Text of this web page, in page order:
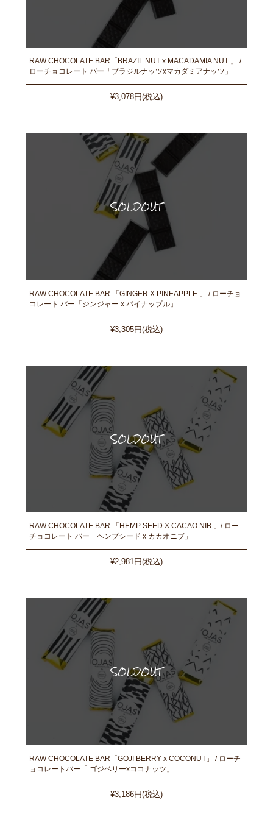
RAW CHOCOLATE BAR「BRAZIL NUT x MACADAMIA NUT 」 /
ローチョコレート バー「ブラジルナッツxマカダミアナッツ」
¥3,078円(税込)
RAW CHOCOLATE BAR 「GINGER X PINEAPPLE 」 / ローチョ
コレート バー「ジンジャー x パイナップル」
¥3,305円(税込)
RAW CHOCOLATE BAR 「HEMP SEED X CACAO NIB 」/ ロー
チョコレート バー「ヘンプシード x カカオニブ」
¥2,981円(税込)
RAW CHOCOLATE BAR「GOJI BERRY x COCONUT」 / ローチ
ョコレートバー「 ゴジベリーxココナッツ」
¥3,186円(税込)